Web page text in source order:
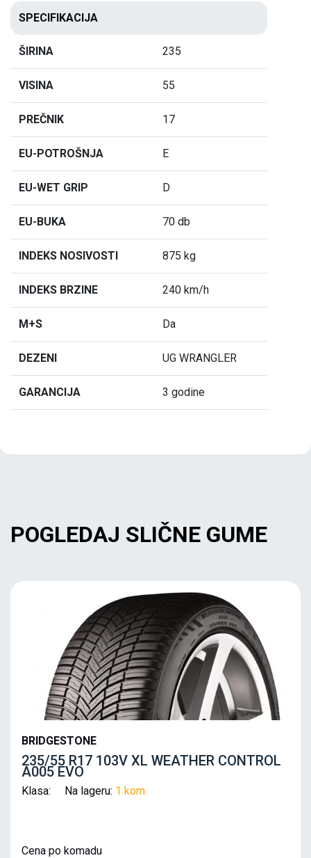
SPECIFIKACIJA
ŠIRINA 235
VISINA 55
PREČNIK 17
EU-POTROŠNJA E
EU-WET GRIP D
EU-BUKA 70 db
INDEKS NOSIVOSTI 875 kg
INDEKS BRZINE 240 km/h
M+S Da
DEZENI UG WRANGLER
GARANCIJA 3 godine
POGLEDAJ SLIČNE GUME
BRIDGESTONE
235/55 R17 103V XL WEATHER CONTROL
A005 EVO
Klasa: Na lageru: 1 kom
Cena po komadu